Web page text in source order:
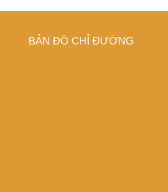
BẢN ĐỒ CHỈ ĐƯỜNG